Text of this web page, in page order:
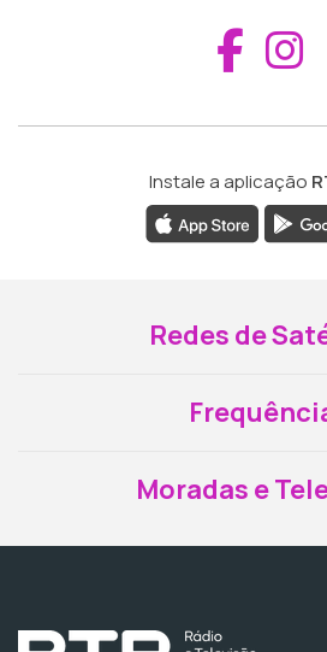
Instale a aplicação
Redes de
Moradas e